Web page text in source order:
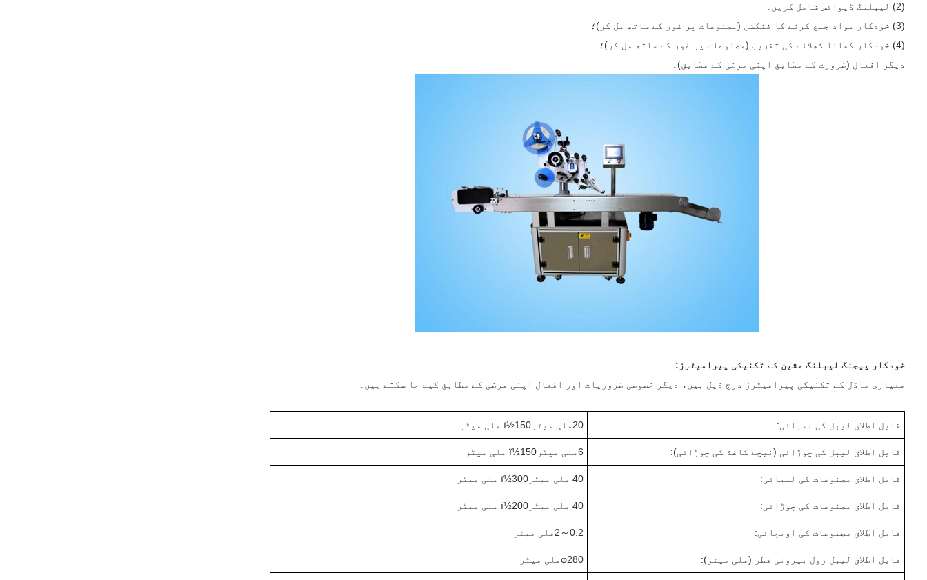
(2) لیبلنگ ڈیوائس شامل کریں۔
(3) خودکار مواد جمع کرنے کا فنکشن (مصنوعات پر غور کے ساتھ مل کر)؛
(4) خودکار کھانا کھلانے کی تقریب (مصنوعات پر غور کے ساتھ مل کر)؛
دیگر افعال (ضرورت کے مطابق اپنی مرضی کے مطابق)۔
خودکار پیجنگ لیبلنگ مشین کے تکنیکی پیرامیٹرز:
معیاری ماڈل کے تکنیکی پیرامیٹرز درج ذیل ہیں، دیگر خصوصی ضروریات اور افعال اپنی مرضی کے مطابق کیے جا سکتے ہیں۔
قابل اطلاق لیبل کی لمبائی: 20ملی میٹرï½ 150 ملی میٹر
قابل اطلاق لیبل کی چوڑائی (نیچے کاغذ کی چوڑائی): 6ملی میٹرï½ 150 ملی میٹر
قابل اطلاق مصنوعات کی لمبائی: 40 ملی میٹرï½ 300 ملی میٹر
قابل اطلاق مصنوعات کی چوڑائی: 40 ملی میٹرï½ 200 ملی میٹر
قابل اطلاق مصنوعات کی اونچائی: 0 .2
～
2ملی میٹر
قابل اطلاق لیبل رول بیرونی قطر (ملی میٹر): φ280 ملی میٹر